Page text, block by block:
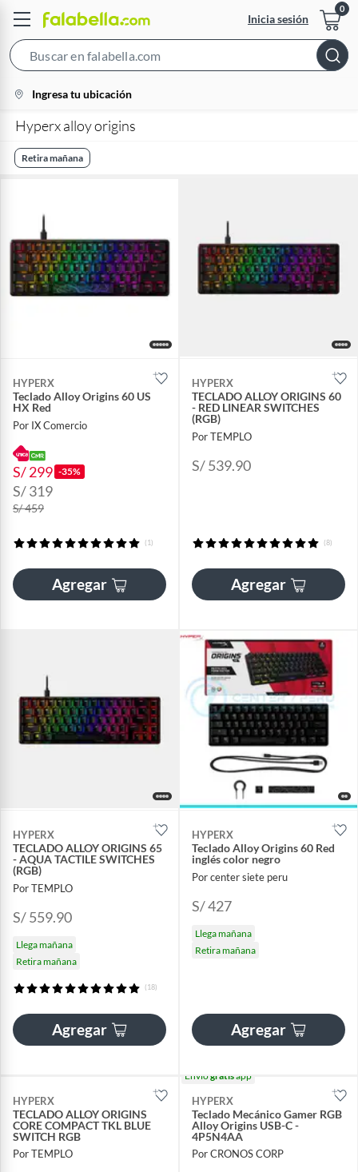
Inicia sesión
Bar
location-
icon
Ingresa tu ubicación
Hyperx alloy origins
Retira mañana
HYPERX
Teclado Alloy Origins 60 US
HX Red
Por IX Comercio
S/ 299 -35%
S/ 319
S/ 459
(1)
Agregar
HYPERX
TECLADO ALLOY ORIGINS 60
- RED LINEAR SWITCHES
(RGB)
Por TEMPLO
S/ 539.90
(8)
Agregar
HYPERX
TECLADO ALLOY ORIGINS 65
- AQUA TACTILE SWITCHES
(RGB)
Por TEMPLO
S/ 559.90
Llega mañana
Retira mañana
(18)
Agregar
HYPERX
Teclado Alloy Origins 60 Red
inglés color negro
Por center siete peru
S/ 427
Llega mañana
Retira mañana
Agregar
HYPERX
TECLADO ALLOY ORIGINS
CORE COMPACT TKL BLUE
SWITCH RGB
Por TEMPLO
Envíogratisapp
HYPERX
Teclado Mecánico Gamer RGB
Alloy Origins USB-C -
4P5N4AA
Por CRONOS CORP